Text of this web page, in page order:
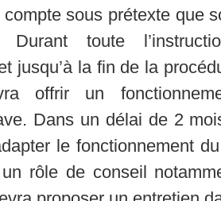
sous prétexte que
Durant toute
jusqu’à la fin de la
offrir un
Dans un délai de 2
le fonctionnement
rôle de conseil